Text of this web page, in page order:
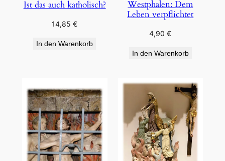
Ist das auch katholisch?
14,85€
In den Warenkorb
Westphalen: Dem
Leben verpflichtet
4,90€
In den Warenkorb